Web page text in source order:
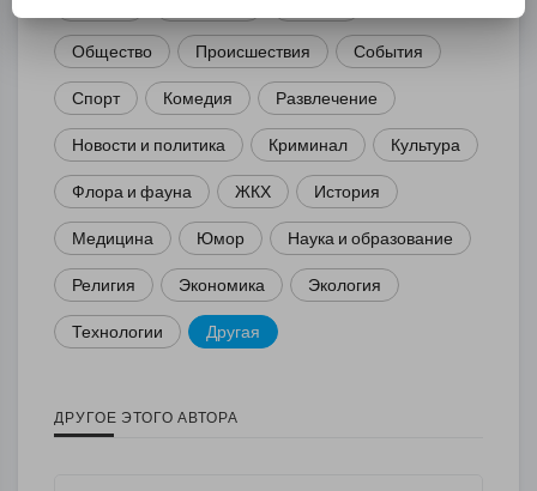
Общество Происшествия События
Спорт Комедия Развлечение
Новости и политика Криминал Культура
Флора и фауна ЖКХ История
Медицина Юмор Наука и образование
Религия Экономика Экология
Технологии Другая
ДРУГОЕ ЭТОГО АВТОРА